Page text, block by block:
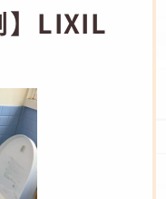
】LIXIL